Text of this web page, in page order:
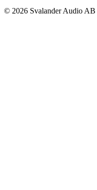
© 2026 Svalander Audio AB